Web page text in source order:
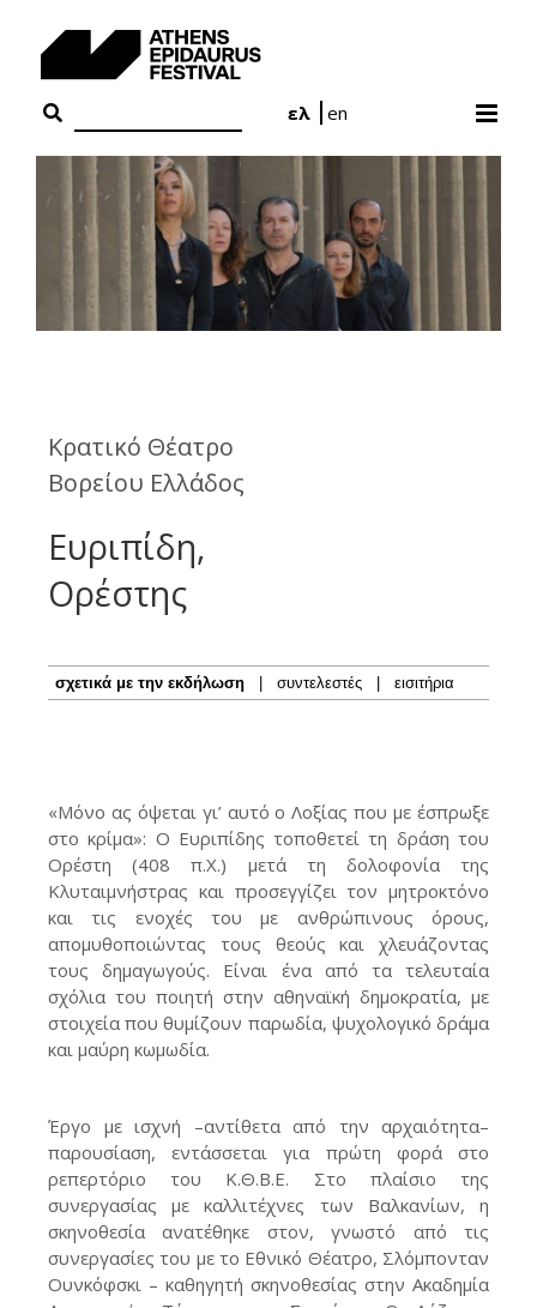
ελ
en
Κρατικό Θέατρο
Βορείου Ελλάδος
Ευριπίδη,
Ορέστης
σχετικά με την εκδήλωση | συντελεστές | εισιτήρια
«Μόνο ας όψεται γι’ αυτό ο Λοξίας που με έσπρωξε
στο κρίμα»: Ο Ευριπίδης τοποθετεί τη δράση του
Ορέστη (408 π.Χ.) μετά τη δολοφονία της
Κλυταιμνήστρας και προσεγγίζει τον μητροκτόνο
και τις ενοχές του με ανθρώπινους όρους,
απομυθοποιώντας τους θεούς και χλευάζοντας
τους δημαγωγούς. Είναι ένα από τα τελευταία
σχόλια του ποιητή στην αθηναϊκή δημοκρατία, με
στοιχεία που θυμίζουν παρωδία, ψυχολογικό δράμα
και μαύρη κωμωδία.
Έργο με ισχνή –αντίθετα από την αρχαιότητα–
παρουσίαση, εντάσσεται για πρώτη φορά στο
ρεπερτόριο του Κ.Θ.Β.Ε. Στο πλαίσιο της
συνεργασίας με καλλιτέχνες των Βαλκανίων, η
σκηνοθεσία ανατέθηκε στον, γνωστό από τις
συνεργασίες του με το Εθνικό Θέατρο, Σλόμπονταν
Ουνκόφσκι – καθηγητή σκηνοθεσίας στην Ακαδημία